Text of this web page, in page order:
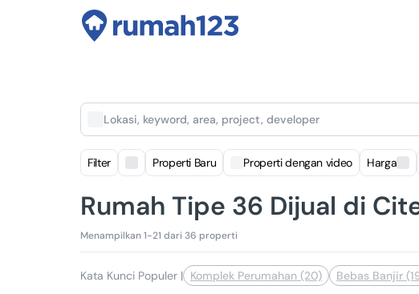
Lokasi, keyword, area, project, developer
Filter Properti Baru Properti dengan video Harga
Rumah Tipe 36 Dijual di
Menampilkan 1-21 dari 36 properti
Kata Kunci Populer | Komplek Perumahan (20) Bebas Banjir